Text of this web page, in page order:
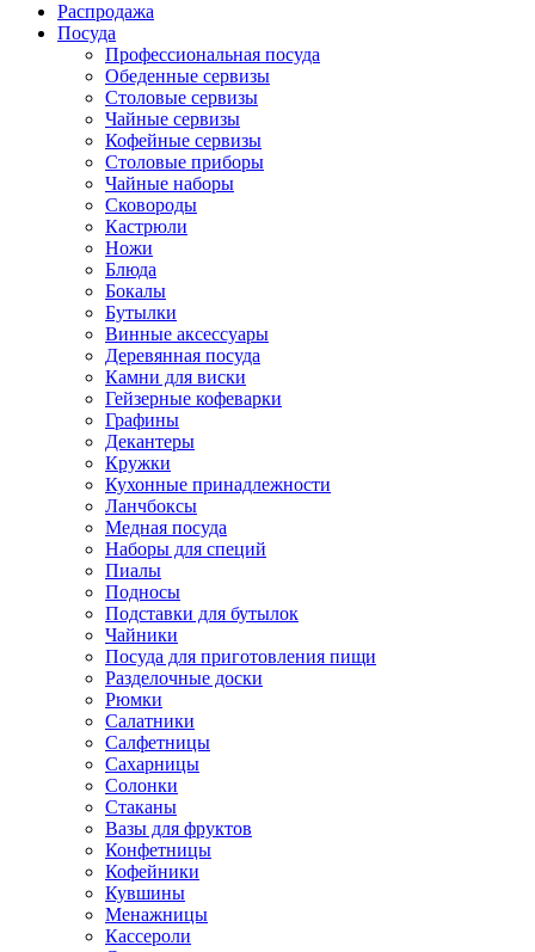
Распродажа
Посуда
Профессиональная посуда
Обеденные сервизы
Столовые сервизы
Чайные сервизы
Кофейные сервизы
Столовые приборы
Чайные наборы
Сковороды
Кастрюли
Ножи
Блюда
Бокалы
Бутылки
Винные аксессуары
Деревянная посуда
Камни для виски
Гейзерные кофеварки
Графины
Декантеры
Кружки
Кухонные принадлежности
Ланчбоксы
Медная посуда
Наборы для специй
Пиалы
Подносы
Подставки для бутылок
Чайники
Посуда для приготовления пищи
Разделочные доски
Рюмки
Салатники
Салфетницы
Сахарницы
Солонки
Стаканы
Вазы для фруктов
Конфетницы
Кофейники
Кувшины
Менажницы
Кассероли